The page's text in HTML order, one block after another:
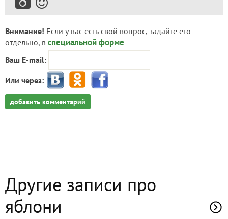
Внимание! Если у вас есть свой вопрос, задайте его
отдельно, в специальной форме
Ваш E-mail:
Или через:
добавить комментарий
Другие записи про
яблони